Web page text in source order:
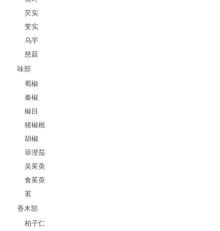
芡实
芰实
乌芋
慈菇
味部
蜀椒
秦椒
椒目
猪椒根
胡椒
荜澄茄
吴茱萸
食茱萸
茗
香木部
柏子仁